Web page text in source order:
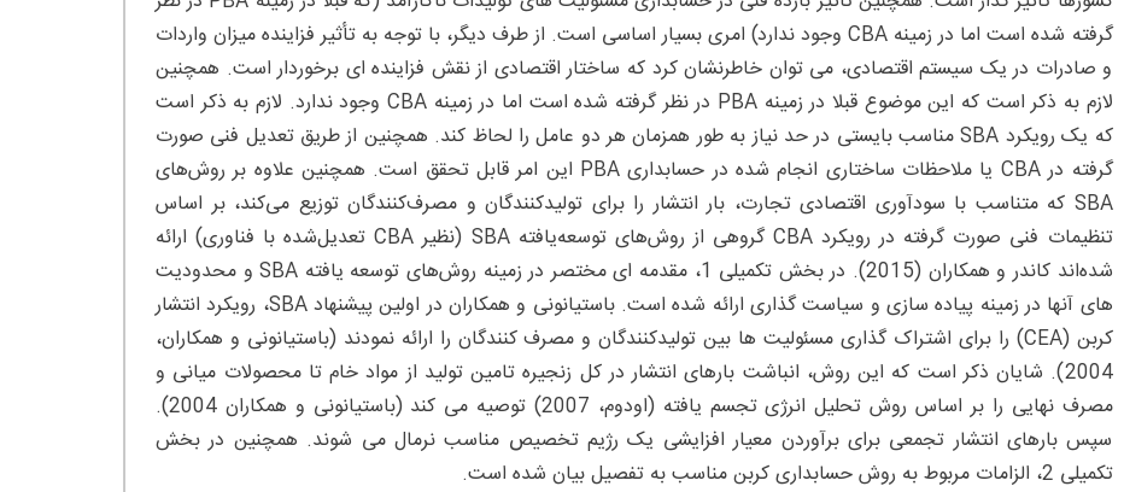
گرفته شده است اما در زمینه CBA وجود ندارد) امری بسیار اساسی است. از طرف دیگر، با توجه به تأثیر فزاینده میزان واردات
و صادرات در یک سیستم اقتصادی، می توان خاطرنشان کرد که ساختار اقتصادی از نقش فزاینده ای برخوردار است. همچنین
لازم به ذکر است که این موضوع قبلا در زمینه PBA در نظر گرفته شده است اما در زمینه CBA وجود ندارد. لازم به ذکر است
که یک رویکرد SBA مناسب بایستی در حد نیاز به طور همزمان هر دو عامل را لحاظ کند. همچنین از طریق تعدیل فنی صورت
گرفته در CBA یا ملاحظات ساختاری انجام شده در حسابداری PBA این امر قابل تحقق است. همچنین علاوه بر روش‌های
SBA که متناسب با سودآوری اقتصادی تجارت، بار انتشار را برای تولیدکنندگان و مصرف‌کنندگان توزیع می‌کند، بر اساس
تنظیمات فنی صورت گرفته در رویکرد CBA گروهی از روش‌های توسعه‌یافته SBA (نظیر CBA تعدیل‌شده با فناوری) ارائه
شده‌اند کاندر و همکاران (2015). در بخش تکمیلی 1، مقدمه ‌ای مختصر در زمینه روش‌های توسعه ‌یافته SBA و محدودیت
‌های آنها در زمینه پیاده سازی و سیاست‌ گذاری ارائه شده است. باستیانونی و همکاران در اولین پیشنهاد SBA، رویکرد انتشار
کربن (CEA) را برای اشتراک گذاری مسئولیت ها بین تولیدکنندگان و مصرف کنندگان را ارائه نمودند (باستیانونی و همکاران،
2004). شایان ذکر است که این روش، انباشت بارهای انتشار در کل زنجیره تامین تولید از مواد خام تا محصولات میانی و
مصرف نهایی را بر اساس روش تحلیل انرژی تجسم یافته (اودوم، 2007) توصیه می کند (باستیانونی و همکاران 2004).
سپس بارهای انتشار تجمعی برای برآوردن معیار افزایشی یک رژیم تخصیص مناسب نرمال می شوند. همچنین در بخش
تکمیلی 2، الزامات مربوط به روش حسابداری کربن مناسب به تفصیل بیان شده است.